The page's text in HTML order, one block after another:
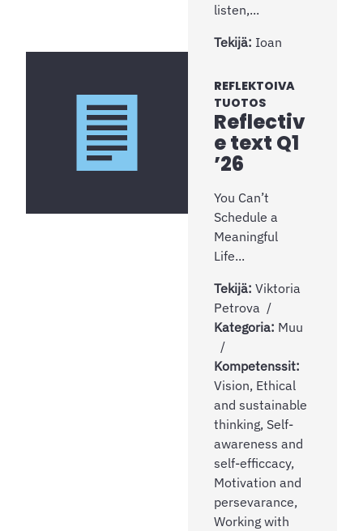
listen,...
Tekijä: Ioan
REFLEKTOIVA
TUOTOS
Reflectiv
e text Q1
’26
You Can’t
Schedule a
Meaningful
Life...
Tekijä: Viktoria
Petrova
Kategoria: Muu
Kompetenssit:
Vision, Ethical
and sustainable
thinking, Self-
awareness and
self-efficcacy,
Motivation and
persevarance,
Working with